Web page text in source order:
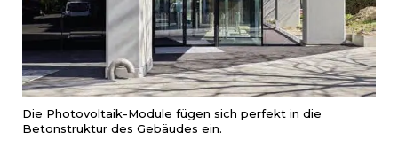
Die Photovoltaik-Module fügen sich perfekt in die
Betonstruktur des Gebäudes ein.